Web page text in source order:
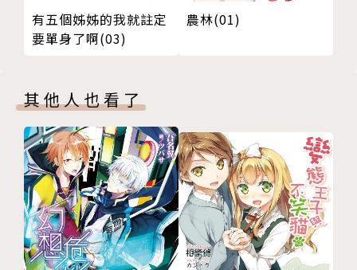
有五個姊姊的我就註定
要單身了啊(03)
農林(01)
其他人也看了